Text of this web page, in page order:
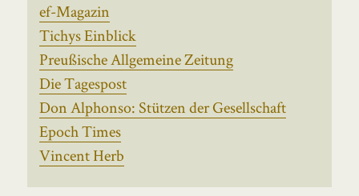
ef-Magazin
Tichys Einblick
Preußische Allgemeine Zeitung
Die Tagespost
Don Alphonso: Stützen der Gesellschaft
Epoch Times
Vincent Herb